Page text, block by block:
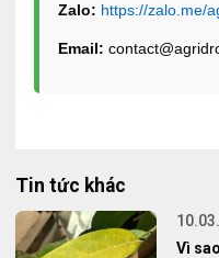
Zalo: https://zalo.me/
Email:
Tin tức khác
Vì